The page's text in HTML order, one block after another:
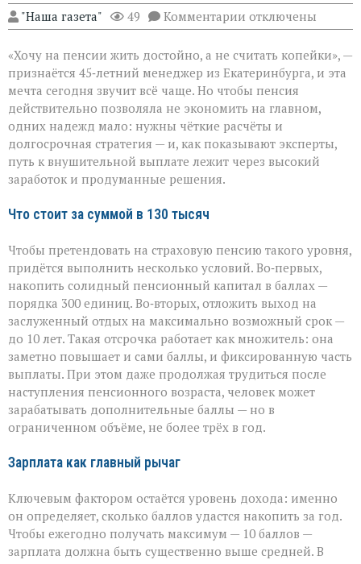
"Наша газета" 49 Комментарии к
записи
мечты:
что
нужно,
чтобы
получать
130
тысяч
рублей
отключены
«Хочу на пенсии жить достойно, а не считать копейки», —
признаётся 45‑летний менеджер из Екатеринбурга, и эта
мечта сегодня звучит всё чаще. Но чтобы пенсия
действительно позволяла не экономить на главном,
одних надежд мало: нужны чёткие расчёты и
долгосрочная стратегия — и, как показывают эксперты,
путь к внушительной выплате лежит через высокий
заработок и продуманные решения.
Что стоит за суммой в 130 тысяч
Чтобы претендовать на страховую пенсию такого уровня,
придётся выполнить несколько условий. Во‑первых,
накопить солидный пенсионный капитал в баллах —
порядка 300 единиц. Во‑вторых, отложить выход на
заслуженный отдых на максимально возможный срок —
до 10 лет. Такая отсрочка работает как множитель: она
заметно повышает и сами баллы, и фиксированную часть
выплаты. При этом даже продолжая трудиться после
наступления пенсионного возраста, человек может
зарабатывать дополнительные баллы — но в
ограниченном объёме, не более трёх в год.
Зарплата как главный рычаг
Ключевым фактором остаётся уровень дохода: именно
он определяет, сколько баллов удастся накопить за год.
Чтобы ежегодно получать максимум — 10 баллов —
зарплата должна быть существенно выше средней. В